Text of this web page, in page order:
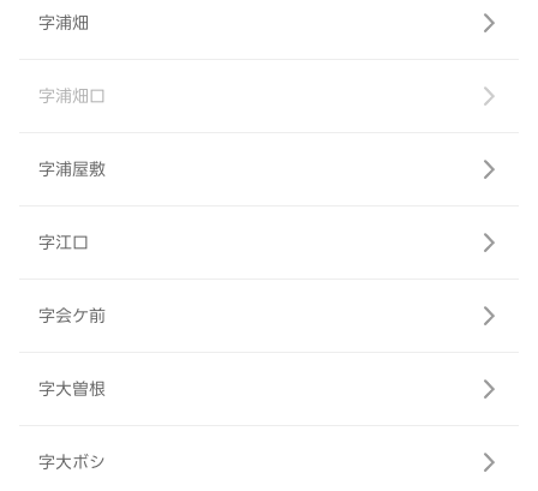
字浦畑
字浦畑口
字浦屋敷
字江口
字会ケ前
字大曽根
字大ボシ